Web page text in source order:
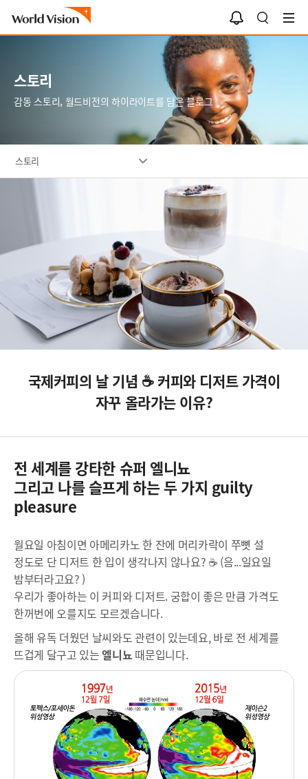
검
색
알
림
함
스토리
감동 스토리, 월드비전의 하이라이트를 담은 블로그
스토리
국제커피의 날 기념 ☕ 커피와 디저트 가격이
자꾸 올라가는 이유?
전 세계를 강타한 슈퍼 엘니뇨
그리고 나를 슬프게 하는 두 가지 guilty
pleasure
월요일 아침이면 아메리카노 한 잔에 머리카락이 쭈뼛 설
정도로 단 디저트 한 입이 생각나지 않나요? ☕ (음...일요일
밤부터라고요? )
우리가 좋아하는 이 커피와 디저트. 궁합이 좋은 만큼 가격도
한꺼번에 오를지도 모르겠습니다.
올해 유독 더웠던 날씨와도 관련이 있는데요, 바로 전 세계를
뜨겁게 달구고 있는엘니뇨 때문입니다.